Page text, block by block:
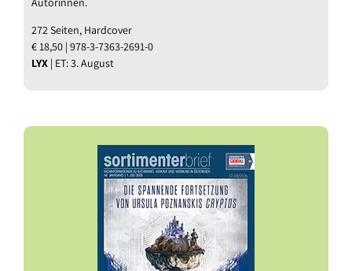
272 Seiten, Hardcover
€ 18,50 | 978-3-7363-2691-0
LYX | ET: 3. August